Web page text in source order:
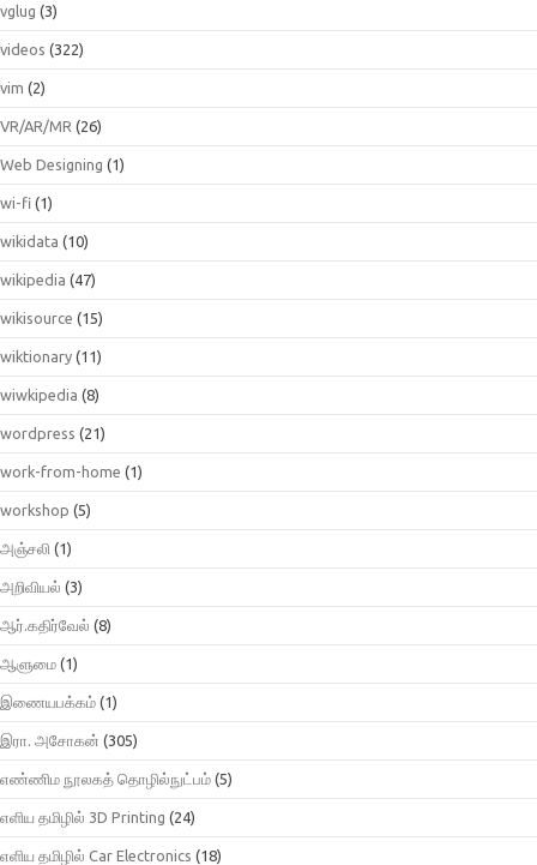
vglug (3)
videos (322)
vim (2)
VR/AR/MR (26)
Web Designing (1)
wi-fi (1)
wikidata (10)
wikipedia (47)
wikisource (15)
wiktionary (11)
wiwkipedia (8)
wordpress (21)
work-from-home (1)
workshop (5)
அஞ்சலி (1)
அறிவியல் (3)
ஆர்.கதிர்வேல் (8)
ஆளுமை (1)
இணையபக்கம் (1)
இரா. அசோகன் (305)
எண்ணிம நூலகத் தொழில்நுட்பம் (5)
எளிய தமிழில் 3D Printing (24)
எளிய தமிழில் Car Electronics (18)